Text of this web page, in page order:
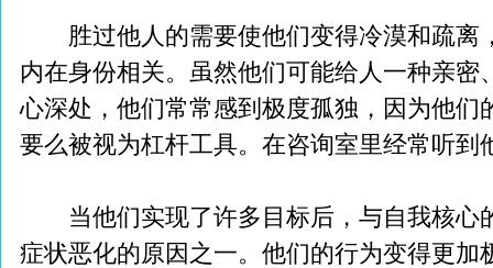
胜过他人的需要使他们变得冷漠和疏离
内在身份相关。虽然他们可能给人一种亲密
心深处，他们常常感到极度孤独，因为他们
要么被视为杠杆工具。在咨询室里经常听到
当他们实现了许多目标后，与自我核心
症状恶化的原因之一。他们的行为变得更加